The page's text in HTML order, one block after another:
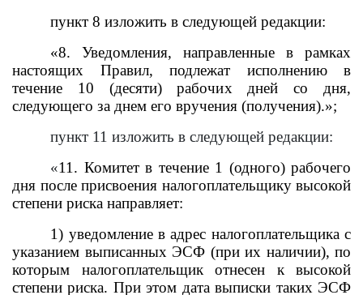
пункт 8 изложить в следующей редакции:
«8. Уведомления, направленные в рамках
настоящих Правил, подлежат исполнению в
течение 10 (десяти) рабочих дней со дня,
следующего за днем его вручения (получения).»;
пункт 11 изложить в следующей редакции:
«11. Комитет в течение 1 (одного) рабочего
дня после присвоения налогоплательщику высокой
степени риска направляет:
1) уведомление в адрес налогоплательщика с
указанием выписанных ЭСФ (при их наличии), по
которым налогоплательщик отнесен к высокой
степени риска. При этом дата выписки таких ЭСФ